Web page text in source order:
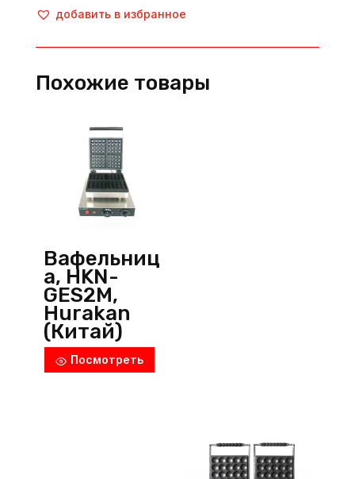
WF
DE,
(Турция)
добавить в избранное
Похожие товары
Вафельниц
а, HKN-
GES2M,
Hurakan
(Китай)
Посмотреть